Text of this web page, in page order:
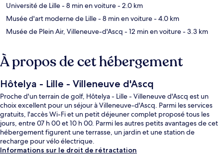
Université de Lille- 8 min en voiture- 2.0 km
Musée d'art moderne de Lille- 8 min en voiture- 4.0 km
Musée de Plein Air, Villeneuve-d'Ascq - 12 min en voiture- 3.3 km
À propos de cet hébergement
Hôtelya - Lille - Villeneuve d'Ascq
Proche d'un terrain de golf, Hôtelya - Lille - Villeneuve d'Ascq est un
choix excellent pour un séjour à Villeneuve-d'Ascq. Parmi les services
gratuits, l'accès Wi-Fi et un petit déjeuner complet proposé tous les
jours, entre 07 h 00 et 10 h 00. Parmi les autres petits avantages de cet
hébergement figurent une terrasse, un jardin et une station de
recharge pour vélo électrique.
Informations sur le droit de rétractation